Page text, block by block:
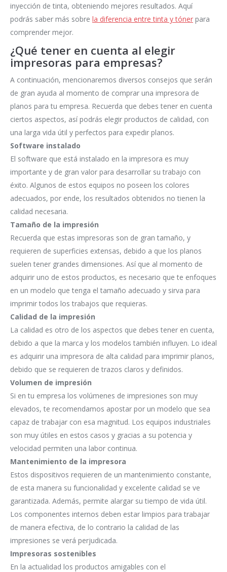
inyección de tinta, obteniendo mejores resultados. Aquí
podrás saber más sobre la diferencia entre tinta y tóner para
comprender mejor.
¿Qué tener en cuenta al elegir
impresoras para empresas?
A continuación, mencionaremos diversos consejos que serán
de gran ayuda al momento de comprar una impresora de
planos para tu empresa. Recuerda que debes tener en cuenta
ciertos aspectos, así podrás elegir productos de calidad, con
una larga vida útil y perfectos para expedir planos.
Software instalado
El software que está instalado en la impresora es muy
importante y de gran valor para desarrollar su trabajo con
éxito. Algunos de estos equipos no poseen los colores
adecuados, por ende, los resultados obtenidos no tienen la
calidad necesaria.
Tamaño de la impresión
Recuerda que estas impresoras son de gran tamaño, y
requieren de superficies extensas, debido a que los planos
suelen tener grandes dimensiones. Así que al momento de
adquirir uno de estos productos, es necesario que te enfoques
en un modelo que tenga el tamaño adecuado y sirva para
imprimir todos los trabajos que requieras.
Calidad de la impresión
La calidad es otro de los aspectos que debes tener en cuenta,
debido a que la marca y los modelos también influyen. Lo ideal
es adquirir una impresora de alta calidad para imprimir planos,
debido que se requieren de trazos claros y definidos.
Volumen de impresión
Si en tu empresa los volúmenes de impresiones son muy
elevados, te recomendamos apostar por un modelo que sea
capaz de trabajar con esa magnitud. Los equipos industriales
son muy útiles en estos casos y gracias a su potencia y
velocidad permiten una labor continua.
Mantenimiento de la impresora
Estos dispositivos requieren de un mantenimiento constante,
de esta manera su funcionalidad y excelente calidad se ve
garantizada. Además, permite alargar su tiempo de vida útil.
Los componentes internos deben estar limpios para trabajar
de manera efectiva, de lo contrario la calidad de las
impresiones se verá perjudicada.
Impresoras sostenibles
En la actualidad los productos amigables con el